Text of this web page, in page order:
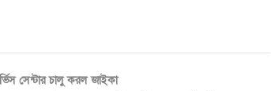
সেন্টার চালু করল জাইকা